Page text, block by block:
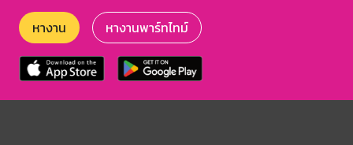
หางาน หางานพาร์ทไทม์